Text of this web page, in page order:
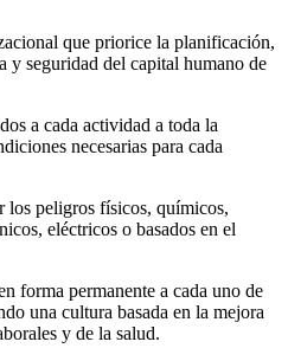
que priorice la planificación,
y seguridad del capital humano de
a cada actividad a toda la
necesarias para cada
los peligros físicos, químicos,
eléctricos o basados en el
forma permanente a cada uno de
una cultura basada en la mejora
y de la salud.